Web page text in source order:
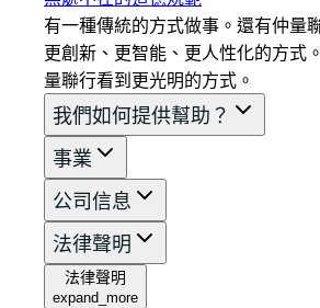
有一種傳統的方式做事。還有仲量
更創新、更智能、更人性化的方式
量聯行看到更光明的方式。
我們如何提供幫助？
事業
公司信息
法律聲明
法律聲明
expand_more